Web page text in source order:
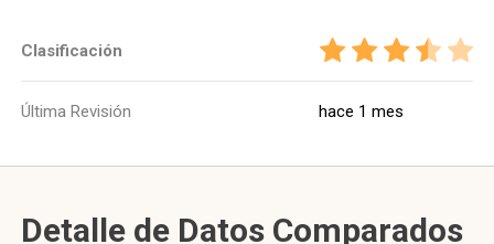
Clasificación
Última Revisión hace 1 mes
Detalle de Datos Comparados